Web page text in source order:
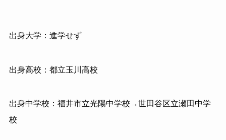
出身大学：進学せず
出身高校：都立玉川高校
出身中学校：福井市立光陽中学校→世田谷区立瀬田中学
校